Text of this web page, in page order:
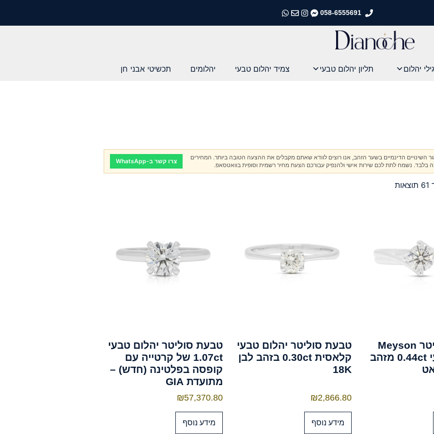
058-6555691
התקשרו אלינו
התקשרו אלינו
התקשרו אלינו
התקשרו אלינו
יהלום תליון יהלום טבעי צמיד יהלום טבעי יהלומים תכשיטי אבני חן
השינויים הדינמיים בשער הזהב, אנו רוצים לוודא שאתם מקבלים את ההצעה הטובה ביותר. המחירים
בלבד. נשמח לתת לכם שירות אישי ולהנפיק עבורכם הצעת מחיר רשמית וסופית בוואטסאפ.
צרו קשר ב-WhatsApp
טבעת סוליטר Meyson
יהלום טבעי 0.44ct מזהב
טבעת סוליטר יהלום טבעי
קלאסית 0.30ct בזהב לבן
18K
₪2,866.80
מידע נוסף
טבעת סוליטר יהלום טבעי
1.07ct של קרטייה עם
קופסה בפלטינה (חדש) –
מתועדת GIA
₪57,370.80
מידע נוסף